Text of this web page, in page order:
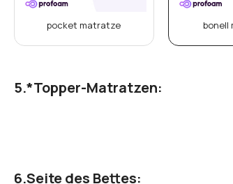
pocket matratze bonell
*Topper-Matratzen:
Seite des Bettes: